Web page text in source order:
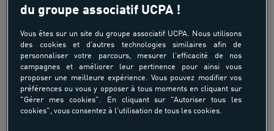
du groupe associatif UCPA !
Vous êtes sur un site du groupe associatif UCPA. Nous utilisons
des cookies et d'autres technologies similaires afin de
personnaliser votre parcours, mesurer l'efficacité de nos
campagnes et améliorer leur pertinence pour ainsi vous
proposer une meilleure expérience. Vous pouvez modifier vos
préférences ou vous y opposer à tous moments en cliquant sur
"Gérer mes cookies". En cliquant sur "Autoriser tous les
cookies", vous consentez à l'utilisation de tous les cookies.